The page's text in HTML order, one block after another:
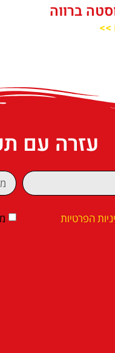
ברווה
>>
עזרה עם
הפרטיות